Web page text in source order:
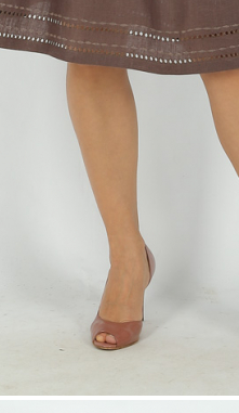
для кухни
каравая | венчания |
декор